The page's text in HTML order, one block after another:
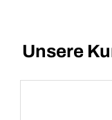
Unsere